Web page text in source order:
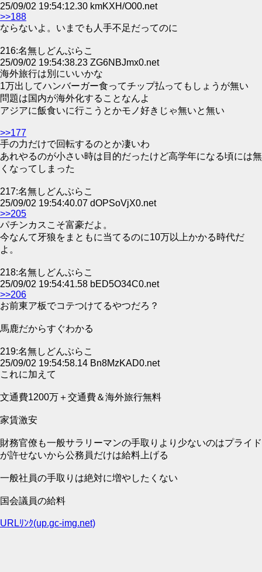
25/09/02 19:54:12.30 kmKXH/O00.net
>>188
ならないよ。いまでも人手不足だってのに
216:名無しどんぶらこ
25/09/02 19:54:38.23 ZG6NBJmx0.net
海外旅行は別にいいかな
1万出してハンバーガー食ってチップ払ってもしょうが無い
問題は国内が海外化することなんよ
アジアに飯食いに行こうとかモノ好きじゃ無いと無い
>>177
手の力だけで回転するのとか凄いわ
あれやるのが小さい時は目的だったけど高学年になる頃には無
くなってしまった
217:名無しどんぶらこ
25/09/02 19:54:40.07 dOPSoVjX0.net
>>205
パチンカスこそ富豪だよ。
今なんて牙狼をまともに当てるのに10万以上かかる時代だ
よ。
218:名無しどんぶらこ
25/09/02 19:54:41.58 bED5O34C0.net
>>206
お前東ア板でコテつけてるやつだろ？
馬鹿だからすぐわかる
219:名無しどんぶらこ
25/09/02 19:54:58.14 Bn8MzKAD0.net
これに加えて
文通費1200万＋交通費＆海外旅行無料
家賃激安
財務官僚も一般サラリーマンの手取りより少ないのはプライド
が許せないから公務員だけは給料上げる
一般社員の手取りは絶対に増やしたくない
国会議員の給料
URLﾘﾝｸ(up.gc-img.net)